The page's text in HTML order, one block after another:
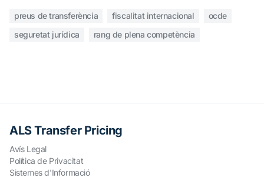
preus de transferència fiscalitat internacional
ocde
seguretat jurídica
rang de plena competència
ALS Transfer Pricing
Avís Legal
Política de Privacitat
Sistemes d'Informació